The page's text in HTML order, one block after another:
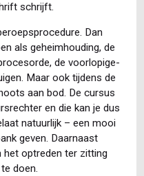
schrijft.
Dan
als geheimhouding, de
de voorlopige-
Maar ook tijdens de
aan bod. De cursus
en die kan je dus
natuurlijk – een mooi
geven. Daarnaast
het optreden ter zitting
doen.